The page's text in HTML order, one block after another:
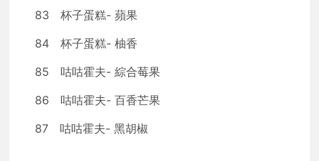
83 杯子蛋糕- 蘋果
84 杯子蛋糕- 柚香
85 咕咕霍夫- 綜合莓果
86 咕咕霍夫- 百香芒果
87 咕咕霍夫- 黑胡椒